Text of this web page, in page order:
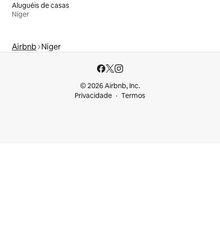
Aluguéis de casas
Níger
Airbnb Níger
© 2026 Airbnb, Inc.
Privacidade
Termos